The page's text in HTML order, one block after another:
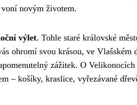
voní novým životem.
výlet. Tohle staré královské
ohromí svou krásou, ve Vlašském
zážitek. O Velikonocích
– košíky, kraslice, vyřezávané